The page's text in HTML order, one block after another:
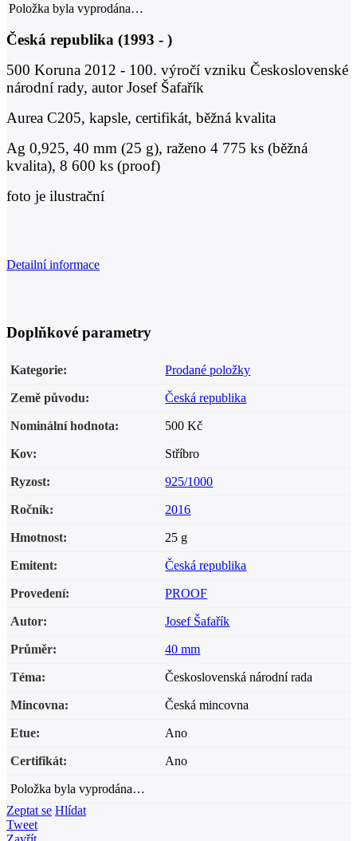
Položka byla vyprodána…
Česká republika (1993 - )
500 Koruna 2012 - 100. výročí vzniku Československé
národní rady, autor Josef Šafařík
Aurea C205, kapsle, certifikát, běžná kvalita
Ag 0,925, 40 mm (25 g), raženo 4 775 ks (běžná
kvalita), 8 600 ks (proof)
foto je ilustrační
Detailní informace
Doplňkové parametry
Kategorie: Prodané položky
Země původu: Česká republika
Nominální hodnota: 500 Kč
Kov: Stříbro
Ryzost: 925/1000
Ročník: 2016
Hmotnost: 25 g
Emitent: Česká republika
Provedení: PROOF
Autor: Josef Šafařík
Průměr: 40 mm
Téma: Československá národní rada
Mincovna: Česká mincovna
Etue: Ano
Certifikát: Ano
Položka byla vyprodána…
Zeptat se Hlídat
Tweet